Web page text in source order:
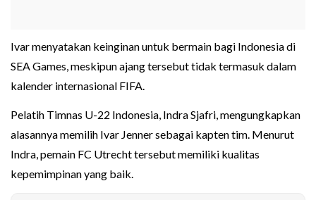
Ivar menyatakan keinginan untuk bermain bagi Indonesia di
SEA Games, meskipun ajang tersebut tidak termasuk dalam
kalender internasional FIFA.
Pelatih Timnas U-22 Indonesia, Indra Sjafri, mengungkapkan
alasannya memilih Ivar Jenner sebagai kapten tim. Menurut
Indra, pemain FC Utrecht tersebut memiliki kualitas
kepemimpinan yang baik.